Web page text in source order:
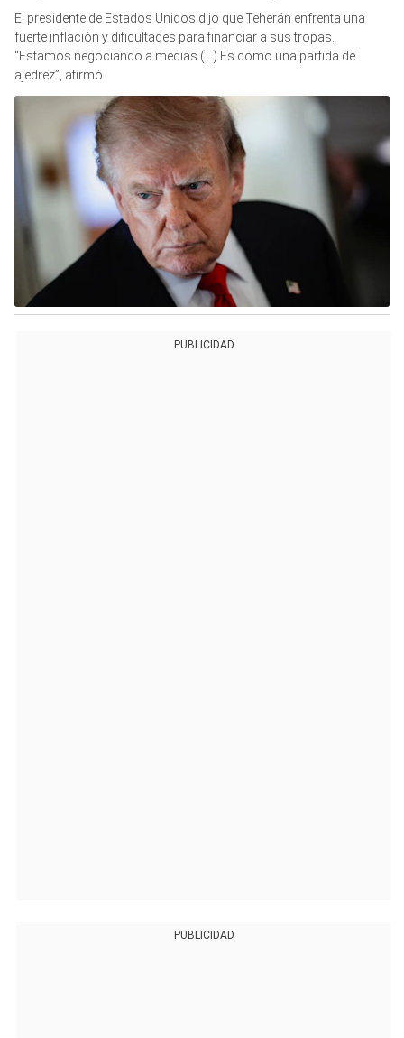
El presidente de Estados Unidos dijo que Teherán enfrenta una
fuerte inflación y dificultades para financiar a sus tropas.
“Estamos negociando a medias (...) Es como una partida de
ajedrez”, afirmó
PUBLICIDAD
PUBLICIDAD